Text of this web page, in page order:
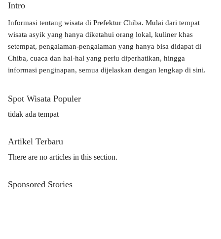
Intro
Informasi tentang wisata di Prefektur Chiba. Mulai dari tempat
wisata asyik yang hanya diketahui orang lokal, kuliner khas
setempat, pengalaman-pengalaman yang hanya bisa didapat di
Chiba, cuaca dan hal-hal yang perlu diperhatikan, hingga
informasi penginapan, semua dijelaskan dengan lengkap di sini.
Spot Wisata Populer
tidak ada tempat
Artikel Terbaru
There are no articles in this section.
Sponsored Stories